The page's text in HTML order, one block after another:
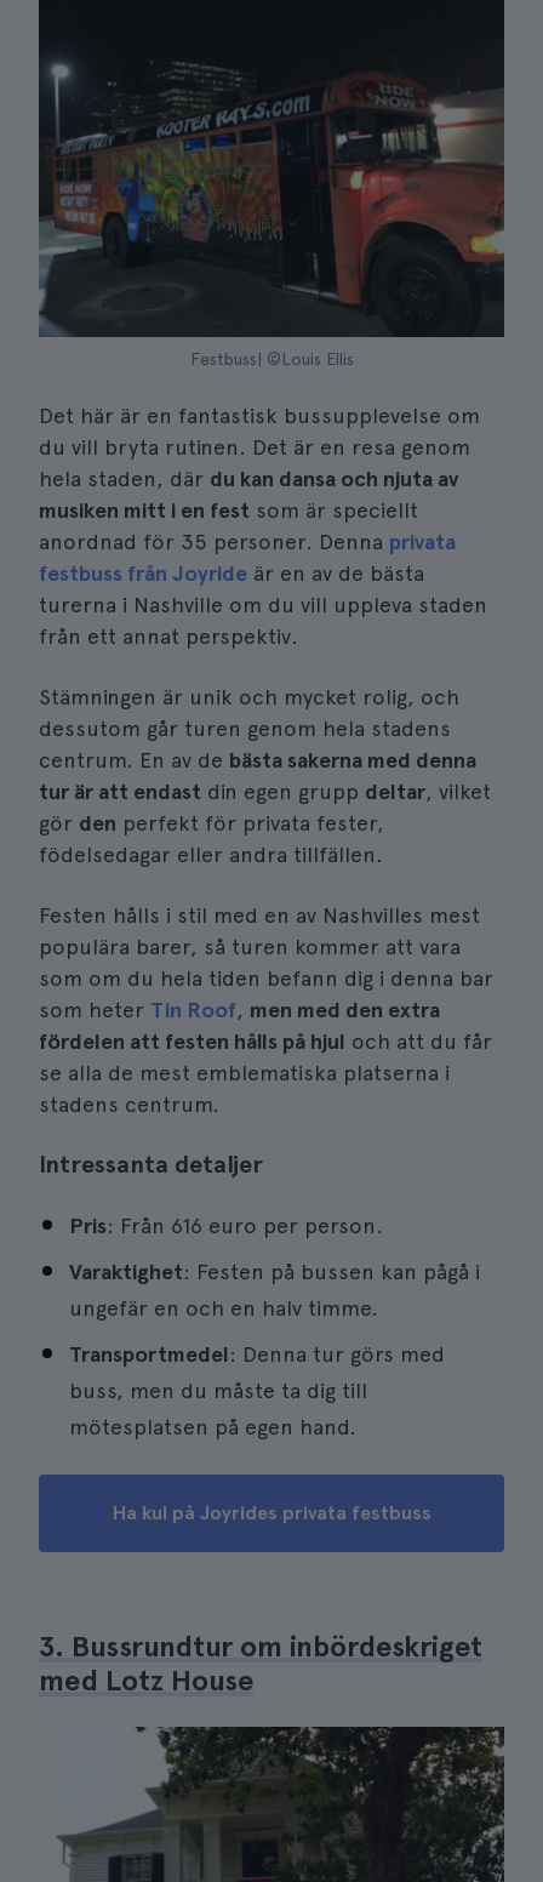
Festbuss| ©Louis Ellis
Det här är en fantastisk bussupplevelse om
du vill bryta rutinen. Det är en resa genom
hela staden, där du kan dansa och njuta av
musiken mitt i en fest som är speciellt
anordnad för 35 personer. Denna privata
festbuss från Joyride är en av de bästa
turerna i Nashville om du vill uppleva staden
från ett annat perspektiv.
Stämningen är unik och mycket rolig, och
dessutom går turen genom hela stadens
centrum. En av de bästa sakerna med denna
tur är att endast din egen grupp deltar, vilket
gör den perfekt för privata fester,
födelsedagar eller andra tillfällen.
Festen hålls i stil med en av Nashvilles mest
populära barer, så turen kommer att vara
som om du hela tiden befann dig i denna bar
som heter Tin Roof, men med den extra
fördelen att festen hålls på hjul och att du får
se alla de mest emblematiska platserna i
stadens centrum.
Intressanta detaljer
Pris: Från 616 euro per person.
Varaktighet: Festen på bussen kan pågå i
ungefär en och en halv timme.
Transportmedel: Denna tur görs med
buss, men du måste ta dig till
mötesplatsen på egen hand.
Ha kul på Joyrides privata festbuss
3. Bussrundtur om inbördeskriget
med Lotz House